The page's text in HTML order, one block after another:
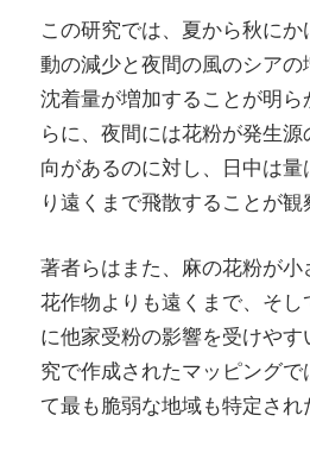
この研究では、夏から秋に
動の減少と夜間の風のシア
沈着量が増加することが明
らに、夜間には花粉が発生
向があるのに対し、日中は
り遠くまで飛散することが観
著者らはまた、麻の花粉が
花作物よりも遠くまで、そ
に他家受粉の影響を受けや
究で作成されたマッピング
て最も脆弱な地域も特定され